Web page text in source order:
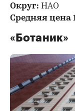
Округ: НАО
Средняя цена
«Ботаник»